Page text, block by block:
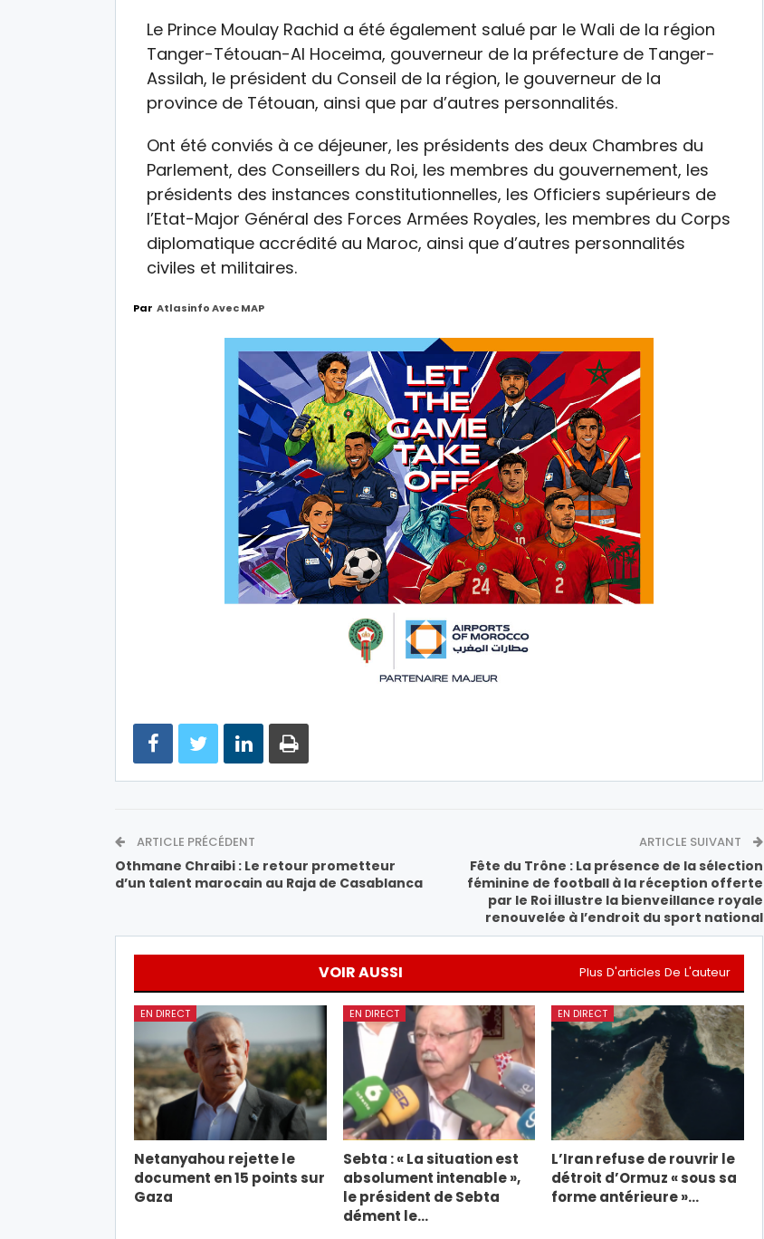
Le Prince Moulay Rachid a été également salué par le Wali de la région
Tanger-Tétouan-Al Hoceima, gouverneur de la préfecture de Tanger-
Assilah, le président du Conseil de la région, le gouverneur de la
province de Tétouan, ainsi que par d’autres personnalités.
Ont été conviés à ce déjeuner, les présidents des deux Chambres du
Parlement, des Conseillers du Roi, les membres du gouvernement, les
présidents des instances constitutionnelles, les Officiers supérieurs de
l’Etat-Major Général des Forces Armées Royales, les membres du Corps
diplomatique accrédité au Maroc, ainsi que d’autres personnalités
civiles et militaires.
Par Atlasinfo Avec MAP
ARTICLE PRÉCÉDENT
Othmane Chraibi : Le retour prometteur
d’un talent marocain au Raja de Casablanca
ARTICLE SUIVANT
Fête du Trône : La présence de la sélection
féminine de football à la réception offerte
par le Roi illustre la bienveillance royale
renouvelée à l’endroit du sport national
VOIR AUSSI Plus D'articles De L'auteur
EN DIRECT
Netanyahou rejette le
document en 15 points sur
Gaza
EN DIRECT
Sebta : « La situation est
absolument intenable »,
le président de Sebta
dément le…
EN DIRECT
L’Iran refuse de rouvrir le
détroit d’Ormuz « sous sa
forme antérieure »…